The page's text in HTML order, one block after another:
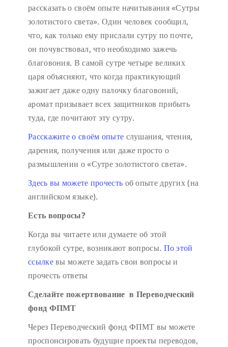
рассказать о своём опыте начитывания «Сутры
золотистого света». Один человек сообщил,
что, как только ему прислали сутру по почте,
он почувствовал, что необходимо зажечь
благовония. В самой сутре четыре великих
царя объясняют, что когда практикующий
зажигает даже одну палочку благовоний,
аромат призывает всех защитников прибыть
туда, где почитают эту сутру.
Расскажите о своём опыте слушания, чтения,
дарения, получения или даже просто о
размышлении о «Сутре золотистого света».
Здесь вы можете прочесть об опыте других (на
английском языке).
Есть вопросы?
Когда вы читаете или думаете об этой
глубокой сутре, возникают вопросы. По этой
ссылкевы можете задать свои вопросы и
прочесть ответы
Сделайте пожертвование в Переводческий
фонд ФПМТ
Через Переводческий фонд ФПМТ вы можете
проспонсировать будущие проекты переводов,